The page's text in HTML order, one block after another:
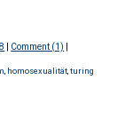
Comment (1)
homosexualität, turing